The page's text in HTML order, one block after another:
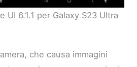
UI 6.1.1 per Galaxy S23 Ultra
che causa immagini